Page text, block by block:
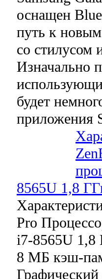
оснащен
путь к
со стилусом
Изначально
будет
приложения
8565U 1,8
Pro
i7-8565U 1,8
8 МБ кэш-
Графический